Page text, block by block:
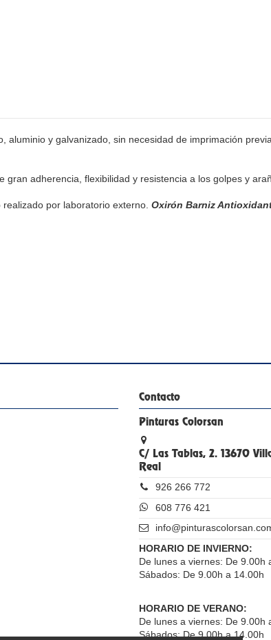
y galvanizado, sin necesidad de imprimación
adherencia, flexibilidad y resistencia a los golpes y
por laboratorio externo. Oxirón Barniz
Contacto
Pinturas Colorsan
C/ Las Tablas, 2. 13670
Real
926 266 772
608 776 421
HORARIO DE INVIERNO:
De lunes a viernes: De 9.00h
Sábados: De 9.00h a 14.00h
HORARIO DE VERANO:
De lunes a viernes: De 9.00h
Sábados: De 9.00h a 14.00h